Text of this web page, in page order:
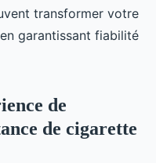
transformer votre
garantissant fiabilité
de
de cigarette